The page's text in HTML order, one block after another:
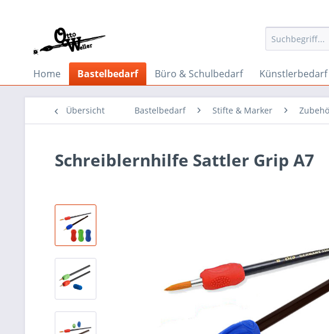
Home Bastelbedarf Büro & Schulbedarf Künstlerbedarf
Übersicht Bastelbedarf Stifte & Marker
Schreiblernhilfe Sattler Grip A7